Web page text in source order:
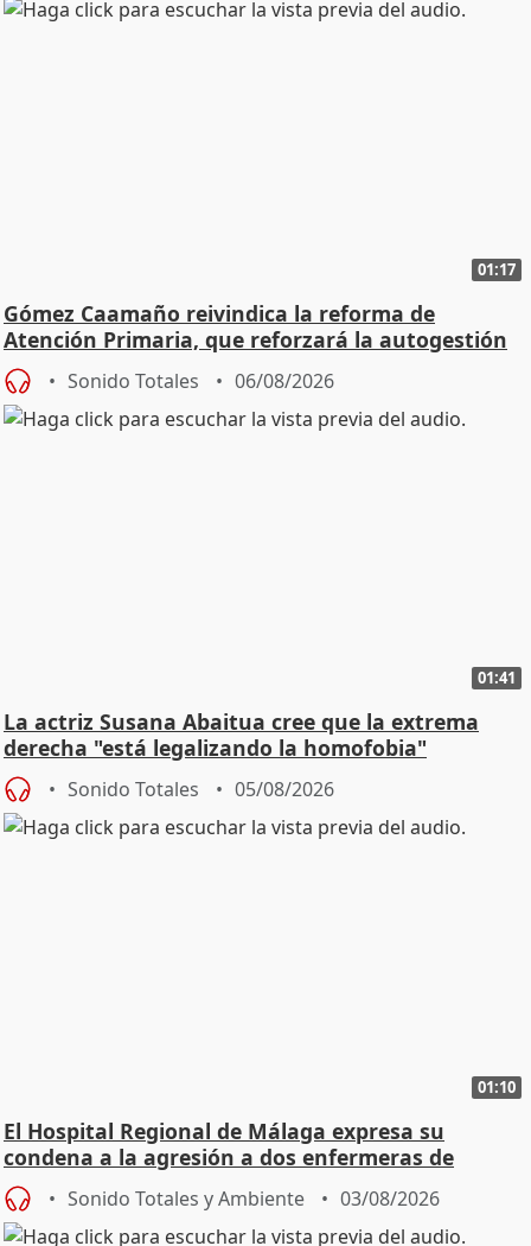
01:17
Gómez Caamaño reivindica la reforma de
Atención Primaria, que reforzará la autogestión
Sonido Totales 06/08/2026
01:41
La actriz Susana Abaitua cree que la extrema
derecha "está legalizando la homofobia"
Sonido Totales 05/08/2026
01:10
El Hospital Regional de Málaga expresa su
condena a la agresión a dos enfermeras de
Urgencias
Sonido Totales y Ambiente 03/08/2026